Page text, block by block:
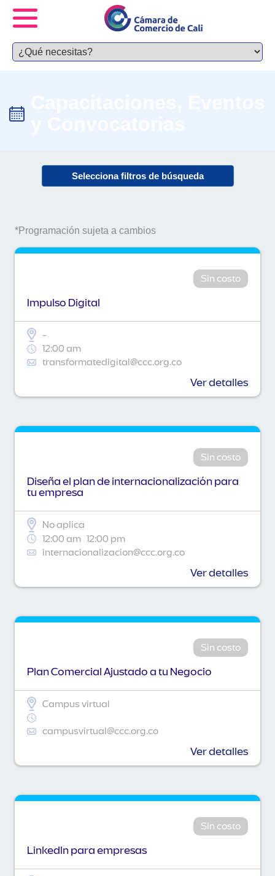
Selecciona filtros de búsqueda
*Programación sujeta a cambios
Sin costo
Impulso Digital
-
12:00 am
transformatedigital@ccc.org.co
Ver detalles
Sin costo
Diseña el plan de internacionalización para
tu empresa
No aplica
12:00 am 12:00 pm
internacionalizacion@ccc.org.co
Ver detalles
Sin costo
Plan Comercial Ajustado a tu Negocio
Campus virtual
campusvirtual@ccc.org.co
Ver detalles
Sin costo
Linkedln para empresas